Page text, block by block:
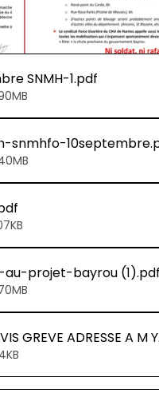
SNMH-1.pdf
snmhfo-10septembre
projet-bayrou (1).pdf
GREVE ADRESSE A